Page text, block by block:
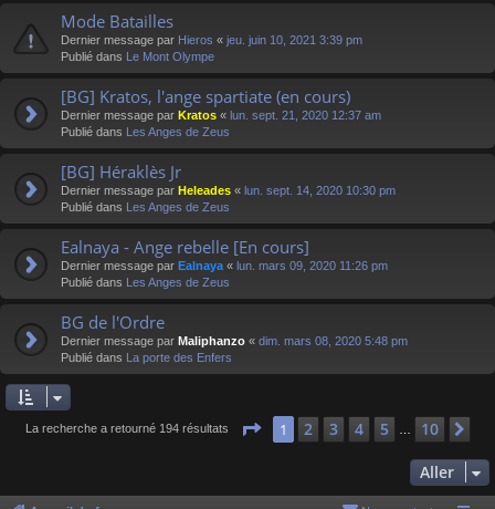
Mode Batailles
Dernier message par Hieros « jeu. juin 10, 2021 3:39 pm
Publié dans Le Mont Olympe
[BG] Kratos, l'ange spartiate (en cours)
Dernier message par Kratos « lun. sept. 21, 2020 12:37 am
Publié dans Les Anges de Zeus
[BG] Héraklès Jr
Dernier message par Heleades « lun. sept. 14, 2020 10:30 pm
Publié dans Les Anges de Zeus
Ealnaya - Ange rebelle [En cours]
Dernier message par Ealnaya « lun. mars 09, 2020 11:26 pm
Publié dans Les Anges de Zeus
BG de l'Ordre
Dernier message par Maliphanzo « dim. mars 08, 2020 5:48 pm
Publié dans La porte des Enfers
La recherche a retourné 194 résultats Page 1sur 10
1 2 3 4 5 10
Aller